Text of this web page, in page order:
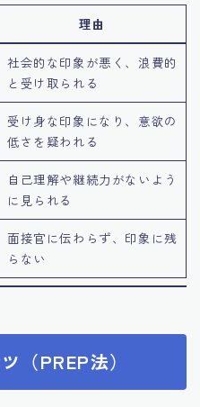
理由
社会的な印象が悪く、浪費的
と受け取られる
受け身な印象になり、意欲の
低さを疑われる
自己理解や継続力がないよう
に見られる
面接官に伝わらず、印象に残
らない
（PREP法）